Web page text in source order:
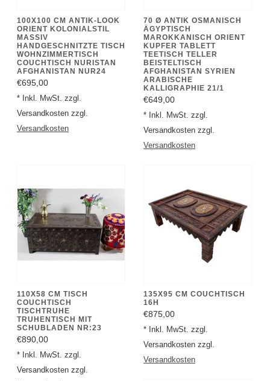
MASSIV
HANDGESCHNITZTE TISCH
WOHNZIMMERTISCH
COUCHTISCH NURISTAN
AFGHANISTAN NUR24
€695,00
* Inkl. MwSt. zzgl.
Versandkosten zzgl.
Versandkosten
MAROKKANISCH ORIENT
KUPFER TABLETT
TEETISCH TELLER
BEISTELTISCH
AFGHANISTAN SYRIEN
ARABISCHE
KALLIGRAPHIE 21/1
€649,00
* Inkl. MwSt. zzgl.
Versandkosten zzgl.
Versandkosten
TISCHTRUHE
TRUHENTISCH MIT
SCHUBLADEN NR:23
€890,00
* Inkl. MwSt. zzgl.
Versandkosten zzgl.
Versandkosten
€875,00
* Inkl. MwSt. zzgl.
Versandkosten zzgl.
Versandkosten